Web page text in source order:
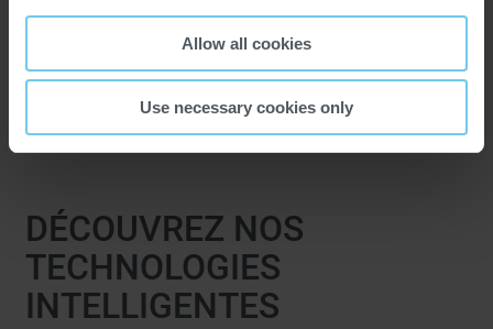
Allow all cookies
Use necessary cookies only
réduit considérablement les temps de pesée, augmentant
ainsi l'efficacité et garantissant une qualité élevée et
constante.
DÉCOUVREZ NOS
TECHNOLOGIES
INTELLIGENTES